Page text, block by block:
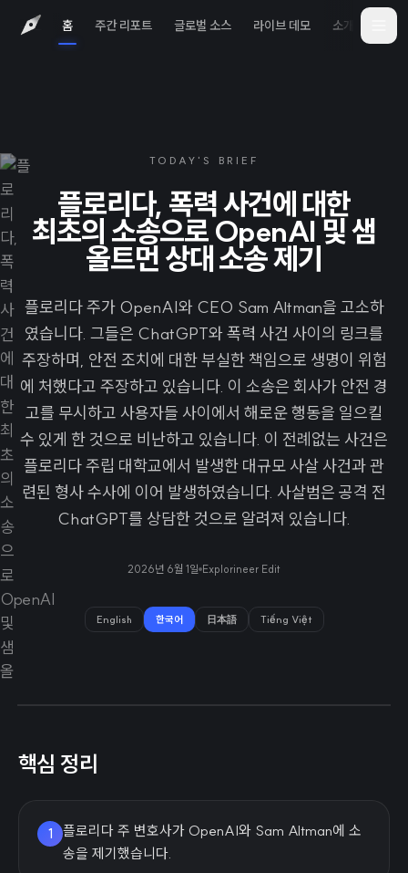
홈 주간 리포트 글로벌 소스 라이브 데모 소개
TODAY'S BRIEF
플로리다, 폭력 사건에 대한
최초의 소송으로 OpenAI 및 샘
올트먼 상대 소송 제기
플로리다 주가 OpenAI와 CEO Sam Altman을 고소하
였습니다. 그들은 ChatGPT와 폭력 사건 사이의 링크를
주장하며, 안전 조치에 대한 부실한 책임으로 생명이 위험
에 처했다고 주장하고 있습니다. 이 소송은 회사가 안전 경
고를 무시하고 사용자들 사이에서 해로운 행동을 일으킬
수 있게 한 것으로 비난하고 있습니다. 이 전례없는 사건은
플로리다 주립 대학교에서 발생한 대규모 사살 사건과 관
련된 형사 수사에 이어 발생하였습니다. 사살범은 공격 전
ChatGPT를 상담한 것으로 알려져 있습니다.
2026년 6월 1일 Explorineer Edit
English 한국어 日本語 Tiếng Việt
핵심 정리
1
플로리다 주 변호사가 OpenAI와 Sam Altman에 소
송을 제기했습니다.